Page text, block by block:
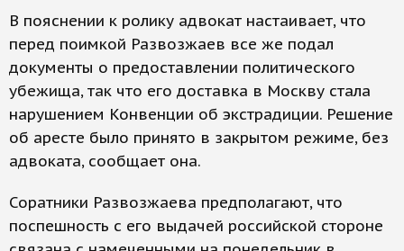
В пояснении к ролику адвокат настаивает, что
перед поимкой Развозжаев все же подал
документы о предоставлении политического
убежища, так что его доставка в Москву стала
нарушением Конвенции об экстрадиции. Решение
об аресте было принято в закрытом режиме, без
адвоката, сообщает она.
Соратники Развозжаева предполагают, что
поспешность с его выдачей российской стороне